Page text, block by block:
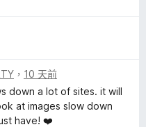
， 10 天前
down a lot of sites. it will
at images slow down
have! ❤️